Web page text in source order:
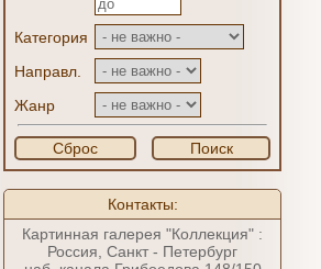
Категория
Направл.
Жанр
Сброс Поиск
Контакты:
Картинная галерея "Коллекция" :
Россия, Санкт - Петербург